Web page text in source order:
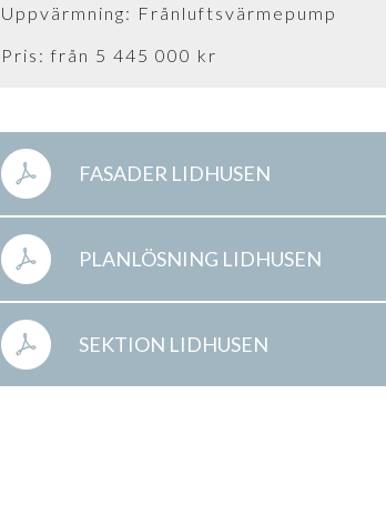
Uppvärmning: Frånluftsvärmepump
Pris: från 5 445 000 kr
FASADER LIDHUSEN
PLANLÖSNING LIDHUSEN
SEKTION LIDHUSEN